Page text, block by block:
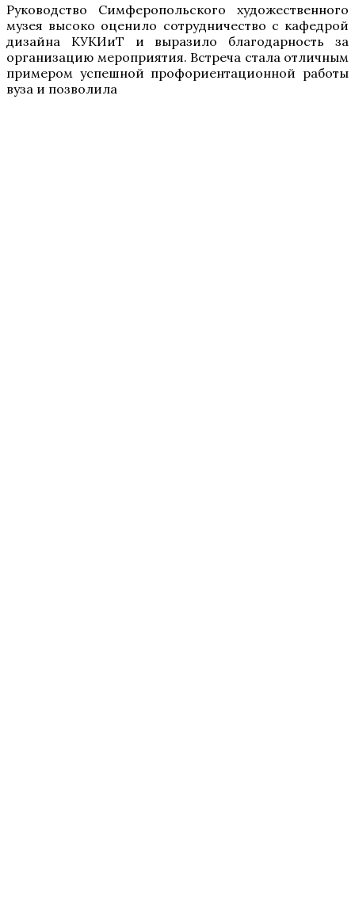
Руководство Симферопольского художественного
музея высоко оценило сотрудничество с кафедрой
дизайна КУКИиТ и выразило благодарность за
организацию мероприятия. Встреча стала отличным
примером успешной профориентационной работы
вуза и позволила